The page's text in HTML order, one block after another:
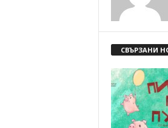
СВЪРЗАНИ